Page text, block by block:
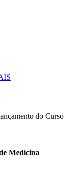
do Curso
Medicina